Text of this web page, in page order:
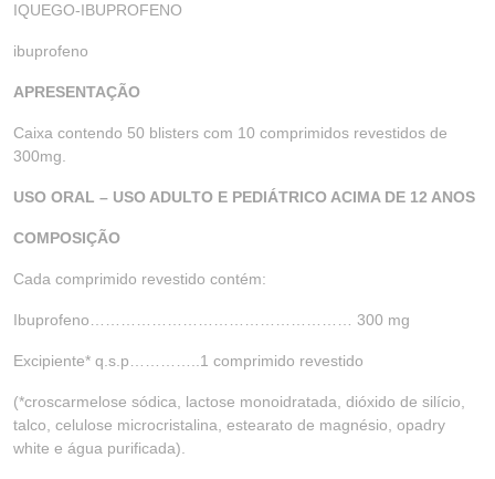
IQUEGO-IBUPROFENO
ibuprofeno
APRESENTAÇÃO
Caixa contendo 50 blisters com 10 comprimidos revestidos de
300mg.
USO ORAL – USO ADULTO E PEDIÁTRICO ACIMA DE 12 ANOS
COMPOSIÇÃO
Cada comprimido revestido contém:
Ibuprofeno…………………………………………… 300 mg
Excipiente* q.s.p…………..1 comprimido revestido
(*croscarmelose sódica, lactose monoidratada, dióxido de silício,
talco, celulose microcristalina, estearato de magnésio, opadry
white e água purificada).